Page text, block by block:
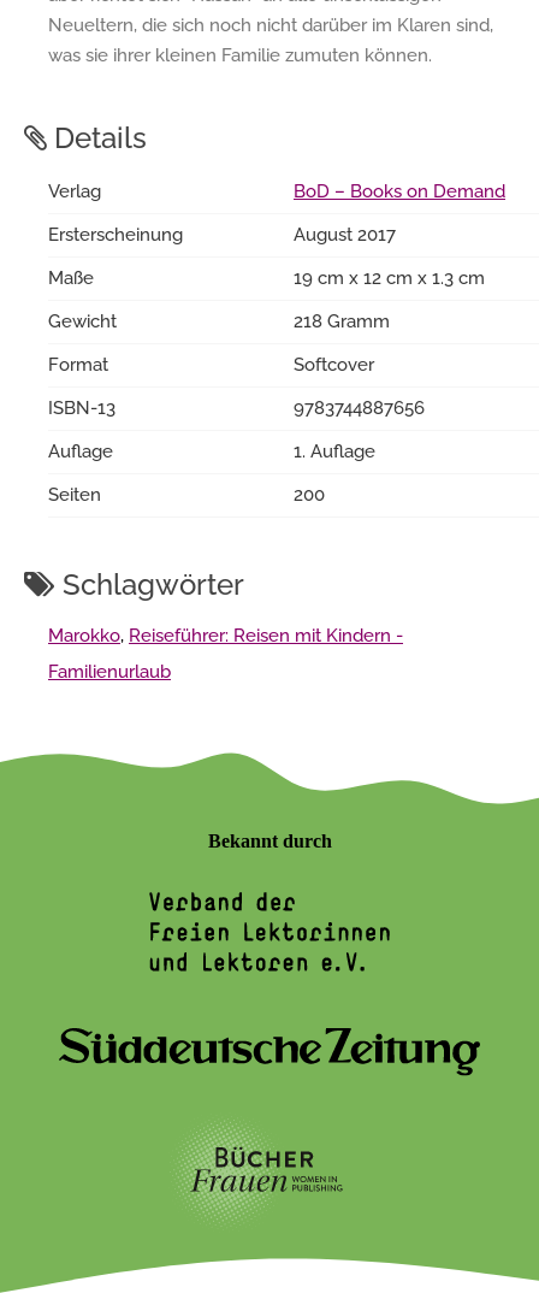
Neueltern, die sich noch nicht darüber im Klaren sind,
was sie ihrer kleinen Familie zumuten können.
Details
Verlag
BoD – Books on Demand
Ersterscheinung
August 2017
Maße
19 cm x 12 cm x 1.3 cm
Gewicht
218 Gramm
Format
Softcover
ISBN-13
9783744887656
Auflage
1. Auflage
Seiten
200
Schlagwörter
Marokko, Reiseführer: Reisen mit Kindern -
Familienurlaub
Bekannt durch